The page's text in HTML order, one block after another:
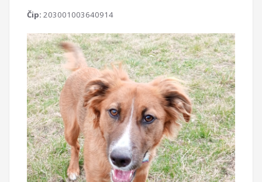
Čip: 203001003640914